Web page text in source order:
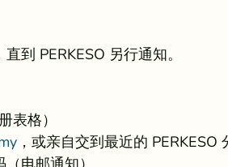
到 PERKESO 另行通知。
表格）
，或亲自交到最近的 PERKESO